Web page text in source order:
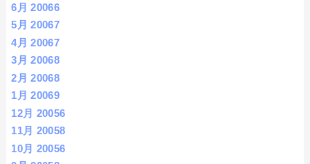
6月 20066
5月 20067
4月 20067
3月 20068
2月 20068
1月 20069
12月 20056
11月 20058
10月 20056